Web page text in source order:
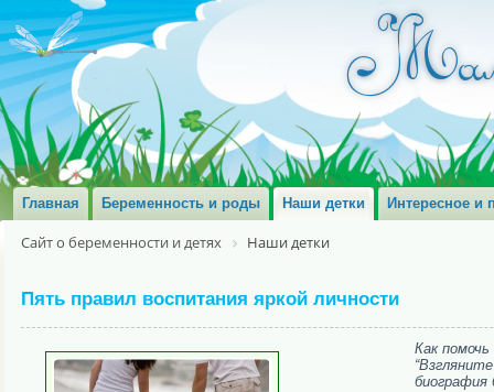
Главная Беременность и роды Наши детки Интересное и
Сайт о беременности и детях Наши детки
Пять правил воспитания яркой личности
Как
биография